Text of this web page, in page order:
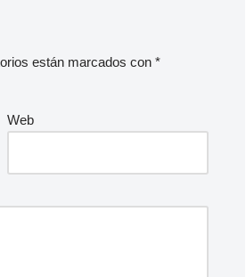
están marcados con *
Web